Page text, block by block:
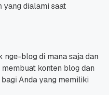
yang dialami saat
nge-blog di mana saja dan
konten blog dan
Anda yang memiliki